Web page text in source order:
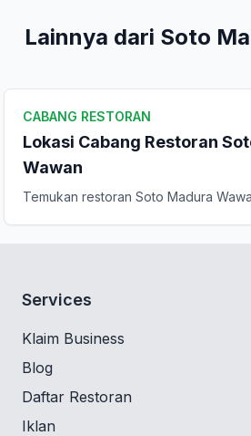
Lainnya dari Soto
CABANG RESTORAN
Lokasi Cabang Restoran
Wawan
Temukan restoran Soto Madura
Services
Klaim Business
Blog
Daftar Restoran
Iklan